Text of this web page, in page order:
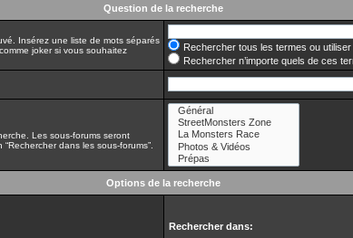
Question de la recherche
Insérez une liste de mots séparés
joker si vous souhaitez
Rechercher tous les termes ou
Rechercher n’importe quels de ces
Les sous-forums seront
dans les sous-forums”.
Options de la recherche
Rechercher dans: